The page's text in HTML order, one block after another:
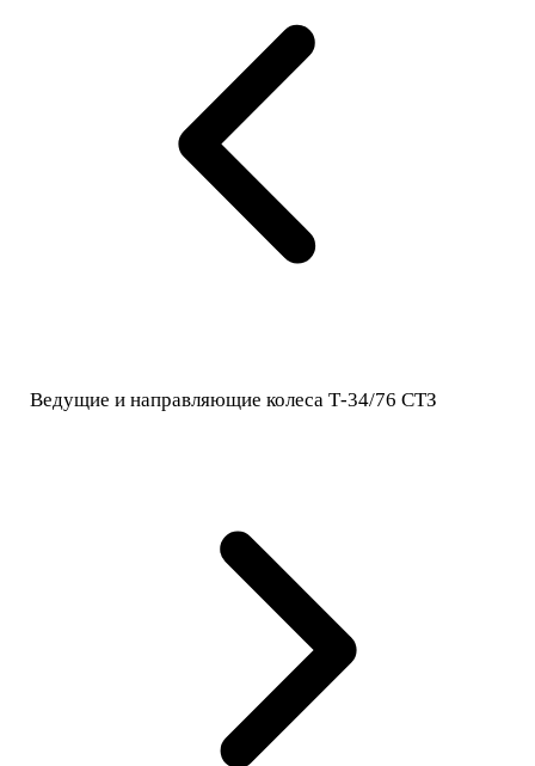
Ведущие и направляющие колеса Т-34/76 СТЗ